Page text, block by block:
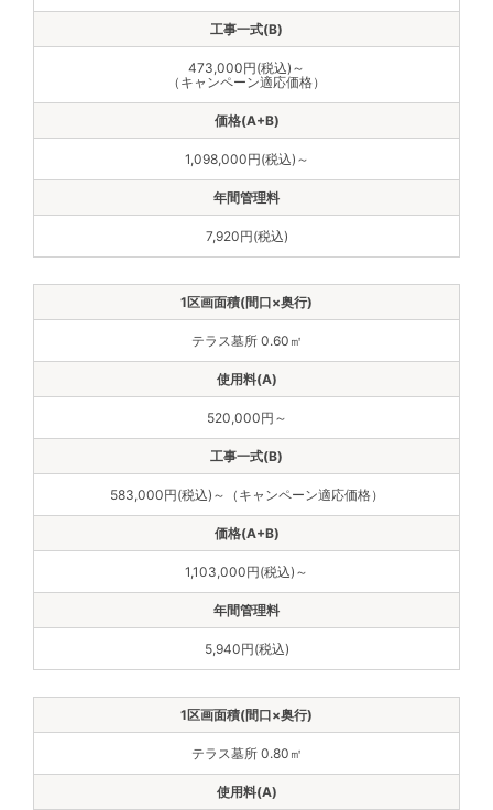
473,000円(税込)～
（キャンペーン適応価格）
1,098,000円(税込)～
7,920円(税込)
テラス墓所 0.60㎡
520,000円～
583,000円(税込)～（キャンペーン適応価格）
1,103,000円(税込)～
5,940円(税込)
テラス墓所 0.80㎡